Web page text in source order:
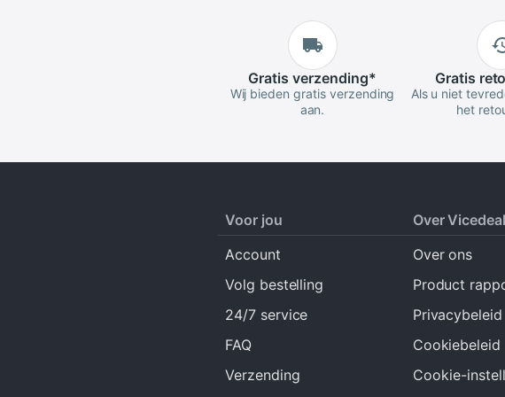
Gratis verzending*
Wij bieden gratis verzending
aan.
Gratis
Als u niet
het
Voor jou
Account
Volg bestelling
24/7 service
FAQ
Verzending
Over Vicedeal
Over ons
Product
Privacybeleid
Cookiebeleid
Cookie-